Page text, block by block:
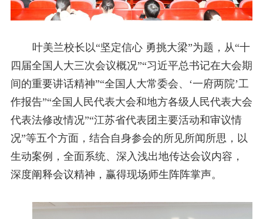
叶美兰校长以“坚定信心 勇挑大梁”为题，从“十
四届全国人大三次会议概况”“习近平总书记在大会期
间的重要讲话精神”“全国人大常委会、‘一府两院’工
作报告”“全国人民代表大会和地方各级人民代表大会
代表法修改情况”“江苏省代表团主要活动和审议情
况”等五个方面，结合自身参会的所见所闻所思，以
生动案例，全面系统、深入浅出地传达会议内容，
深度阐释会议精神，赢得现场师生阵阵掌声。